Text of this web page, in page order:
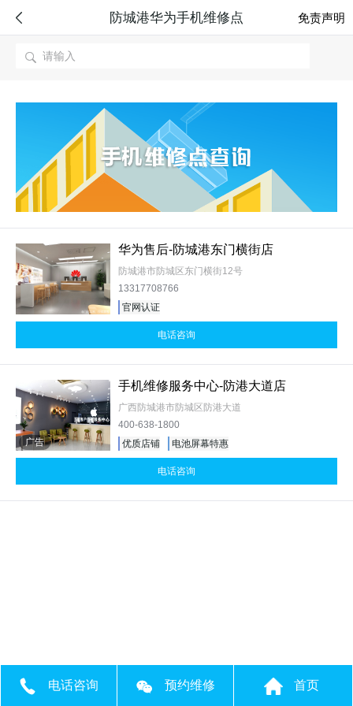
 防城港华为手机维修点 免责声明

华为售后-防城港东门横街店
防城港市防城区东门横街12号
13317708766
官网认证
电话咨询
广告
手机维修服务中心-防港大道店
广西防城港市防城区防港大道
400-638-1800
优质店铺
电池屏幕特惠
电话咨询
电话咨询 预约维修 首页